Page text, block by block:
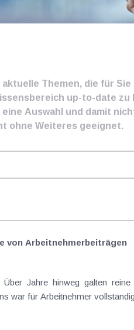
Themen, die für
up-to-date
Auswahl und damit
ohne Weiteres geeignet.
von Arbeitnehmer​­beiträgen
war für Arbeitnehmer